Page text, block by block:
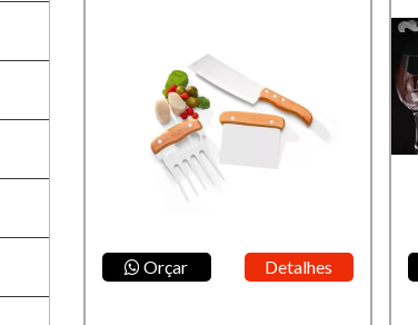
Orçar Detalhes